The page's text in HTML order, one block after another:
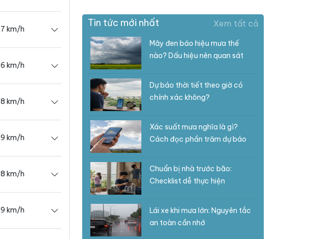
7 km/h
6 km/h
8 km/h
9 km/h
8 km/h
9 km/h
Tin tức mới nhất Xem tất cả
Mây đen báo hiệu mưa thế
nào? Dấu hiệu nên quan sát
Dự báo thời tiết theo giờ có
chính xác không?
Xác suất mưa nghĩa là gì?
Cách đọc phần trăm dự báo
Chuẩn bị nhà trước bão:
Checklist dễ thực hiện
Lái xe khi mưa lớn: Nguyên tắc
an toàn cần nhớ